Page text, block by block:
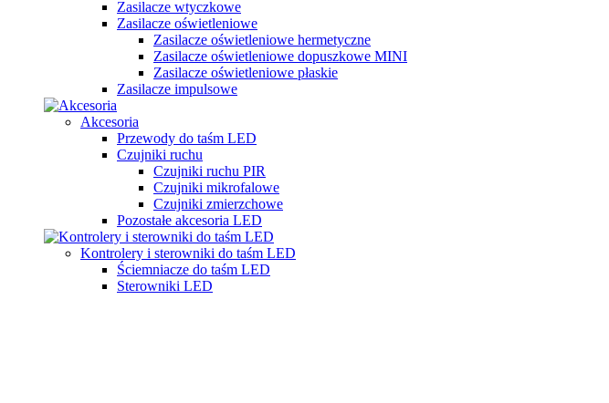
Zasilacze wtyczkowe
Zasilacze oświetleniowe
Zasilacze oświetleniowe hermetyczne
Zasilacze oświetleniowe dopuszkowe MINI
Zasilacze oświetleniowe płaskie
Zasilacze impulsowe
Akcesoria
Przewody do taśm LED
Czujniki ruchu
Czujniki ruchu PIR
Czujniki mikrofalowe
Czujniki zmierzchowe
Pozostałe akcesoria LED
Kontrolery i sterowniki do taśm LED
Ściemniacze do taśm LED
Sterowniki LED